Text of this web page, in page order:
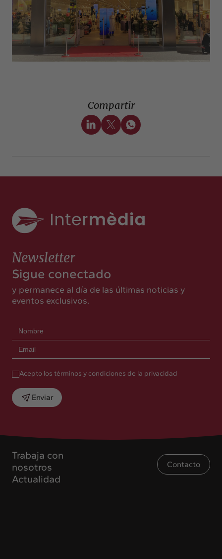
Compartir
Trabaja con
nosotros
Actualidad
Contacto
Newsletter
Sigue conectado
y permanece al día de las últimas noticias y
eventos exclusivos.
Acepto los términos y condiciones de la privacidad
Enviar